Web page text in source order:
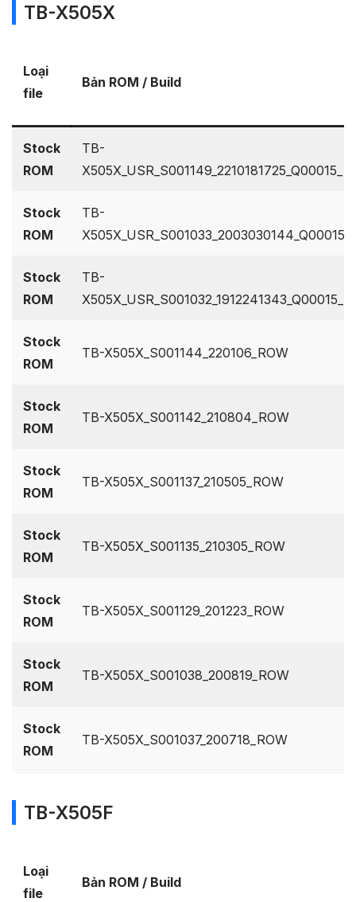
TB-X505X
Loại
file
Bản ROM / Build
Stock
ROM
TB-
Stock
ROM
TB-
Stock
ROM
TB-
Stock
ROM
TB-X505X_S001144_220106_ROW
Stock
ROM
TB-X505X_S001142_210804_ROW
Stock
ROM
TB-X505X_S001137_210505_ROW
Stock
ROM
TB-X505X_S001135_210305_ROW
Stock
ROM
TB-X505X_S001129_201223_ROW
Stock
ROM
TB-X505X_S001038_200819_ROW
Stock
ROM
TB-X505X_S001037_200718_ROW
TB-X505F
Loại
file
Bản ROM / Build